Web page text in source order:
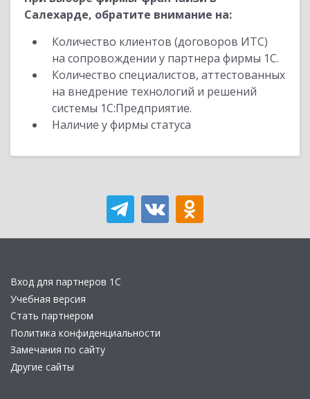
Салехарде, обратите внимание на:
Количество клиентов (договоров ИТС)
на сопровождении у партнера фирмы 1С.
Количество специалистов, аттестованных
на внедрение технологий и решений
системы 1С:Предприятие.
Наличие у фирмы статуса
Вход для партнеров 1С
Учебная версия
Стать партнером
Политика конфиденциальности
Замечания по сайту
Другие сайты